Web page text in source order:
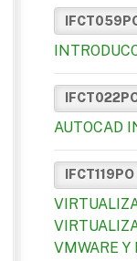
AUTOCAD
IFCT119PO
VMWARE Y